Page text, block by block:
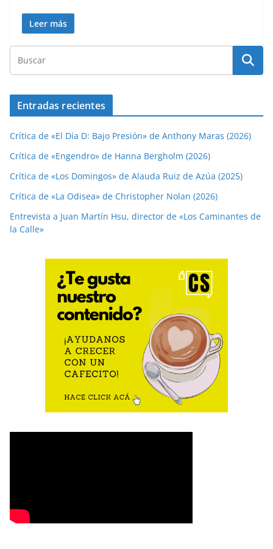
Leer más
Entradas recientes
Crítica de «El Día D: Bajo Presión» de Anthony Maras (2026)
Crítica de «Engendro» de Hanna Bergholm (2026)
Crítica de «Los Domingos» de Alauda Ruiz de Azúa (2025)
Crítica de «La Odisea» de Christopher Nolan (2026)
Entrevista a Juan Martín Hsu, director de «Los Caminantes de
la Calle»